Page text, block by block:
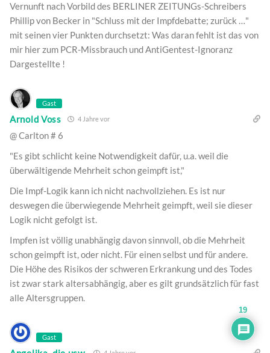
Vernunft nach Vorbild des BERLINER ZEITUNGs-Schreibers
Phillip von Becker in "Schluss mit der Impfdebatte; zurück …"
mit seinen vier Punkten durchsetzt: Was daran fehlt ist das von
mir hier zum PCR-Missbrauch und AntiGentest-Ignoranz
Dargestellte !
Gast
Arnold Voss 4 Jahre vor
@ Carlton # 6
"Es gibt schlicht keine Notwendigkeit dafür, u.a. weil die
überwältigende Mehrheit schon geimpft ist,"
Die Impf-Logik kann ich nicht nachvollziehen. Es ist nur
deswegen die überwiegende Mehrheit geimpft, weil sie dieser
Logik nicht gefolgt ist.
Impfen ist völlig unabhängig davon sinnvoll, ob die Mehrheit
schon geimpft ist, oder nicht. Für einen selbst und für andere.
Die Höhe des Risikos der schweren Erkrankung und des Todes
ist zwar stark altersabhängig, aber es gilt grundsätzlich für fast
alle Altersgruppen.
Gast
19